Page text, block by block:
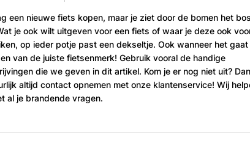
een nieuwe fiets kopen, maar je ziet door de bomen het
je ook wilt uitgeven voor een fiets of waar je deze ook
op ieder potje past een dekseltje. Ook wanneer het gaat
van de juiste fietsenmerk! Gebruik vooral de handige
die we geven in dit artikel. Kom je er nog niet uit?
altijd contact opnemen met onze klantenservice! Wij
al je brandende vragen.